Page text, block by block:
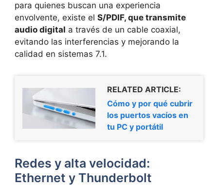
para quienes buscan una experiencia
envolvente, existe el S/PDIF, que transmite
audio digital a través de un cable coaxial,
evitando las interferencias y mejorando la
calidad en sistemas 7.1.
RELATED ARTICLE:
Cómo y por qué cubrir
los puertos vacíos en
tu PC y portátil
Redes y alta velocidad:
Ethernet y Thunderbolt